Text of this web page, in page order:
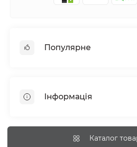
Популярне
Простирадла на резинці
Інформація
Каталог